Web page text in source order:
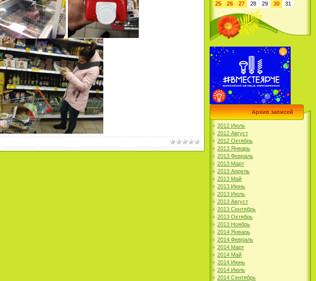
25
26 27 28 29 30 31
Архив записей
2012 Июль
2012 Август
2012 Октябрь
2013 Январь
2013 Февраль
2013 Март
2013 Апрель
2013 Май
2013 Июнь
2013 Июль
2013 Август
2013 Сентябрь
2013 Октябрь
2013 Ноябрь
2014 Январь
2014 Февраль
2014 Март
2014 Май
2014 Июнь
2014 Июль
2014 Сентябрь